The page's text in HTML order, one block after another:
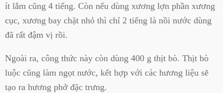
ít lắm cũng 4 tiếng. Còn nếu dùng xương lợn phần xương
cục, xương bay chặt nhỏ thì chỉ 2 tiếng là nồi nước dùng
đã rất đậm vị rồi.
Ngoài ra, công thức này còn dùng 400 g thịt bò. Thịt bò
luộc cũng làm ngọt nước, kết hợp với các hương liệu sẽ
tạo ra hương phở đặc trưng.